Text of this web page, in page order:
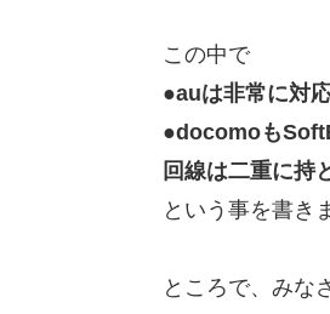
この中で
●auは非常に対
●docomoも
回線は二重に持
という事を書き
ところで、みな